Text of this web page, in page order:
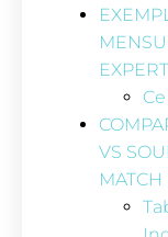
EXPERT
VS
MATCH